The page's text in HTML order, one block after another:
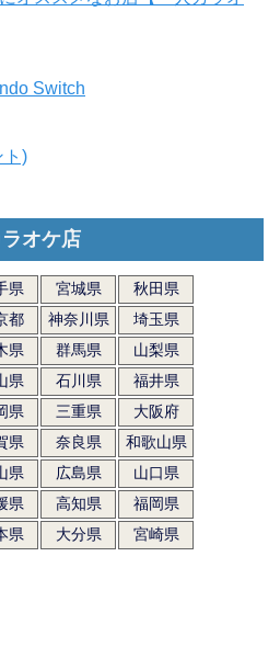
Switch
ト)
オケ店
県 宮城県
秋田県
都 神奈川県
埼玉県
県 群馬県
山梨県
県 石川県
福井県
県 三重県
大阪府
県 奈良県
和歌山県
県 広島県
山口県
県 高知県
福岡県
県 大分県
宮崎県